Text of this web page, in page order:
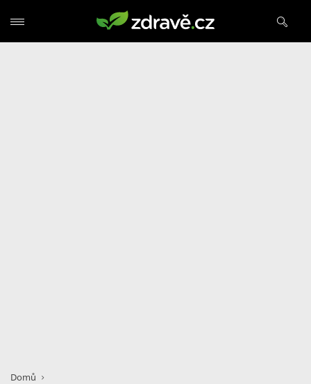
Domů